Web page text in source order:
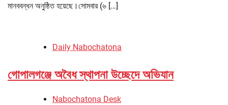
মানববন্ধন অনুষ্ঠিত হয়েছে।সোমবার (৬ […]
Daily Nabochatona
গোপালগঞ্জে অবৈধ স্থাপনা উচ্ছেদে অভিযান
Nabochatona Desk